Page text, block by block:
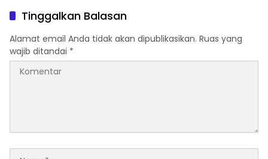
Tinggalkan Balasan
Alamat email Anda tidak akan dipublikasikan. Ruas yang
wajib ditandai *